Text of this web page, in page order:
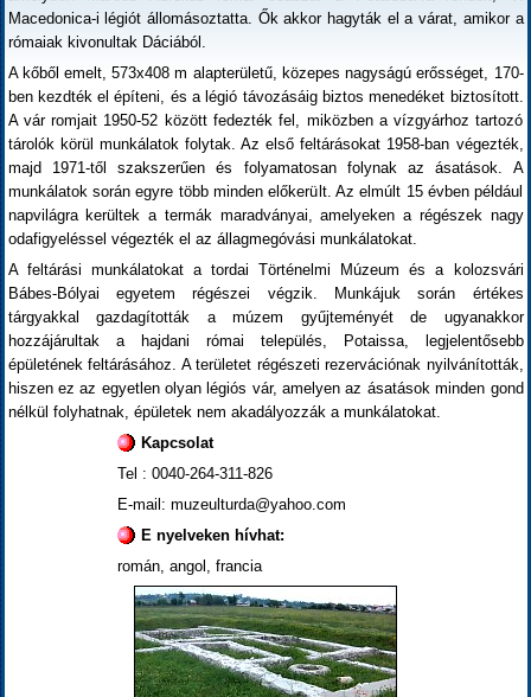
Macedonica-i légiót állomásoztatta. Ők akkor hagyták el a várat, amikor a
rómaiak kivonultak Dáciából.
A kőből emelt, 573x408 m alapterületű, közepes nagyságú erősséget, 170-
ben kezdték el építeni, és a légió távozásáig biztos menedéket biztosított.
A vár romjait 1950-52 között fedezték fel, miközben a vízgyárhoz tartozó
tárolók körül munkálatok folytak. Az első feltárásokat 1958-ban végezték,
majd 1971-től szakszerűen és folyamatosan folynak az ásatások. A
munkálatok során egyre több minden előkerült. Az elmúlt 15 évben például
napvilágra kerültek a termák maradványai, amelyeken a régészek nagy
odafigyeléssel végezték el az állagmegóvási munkálatokat.
A feltárási munkálatokat a tordai Történelmi Múzeum és a kolozsvári
Bábes-Bólyai egyetem régészei végzik. Munkájuk során értékes
tárgyakkal gazdagították a múzem gyűjteményét de ugyanakkor
hozzájárultak a hajdani római település, Potaissa, legjelentősebb
épületének feltárásához. A területet régészeti rezervációnak nyilvánították,
hiszen ez az egyetlen olyan légiós vár, amelyen az ásatások minden gond
nélkül folyhatnak, épületek nem akadályozzák a munkálatokat.
Kapcsolat
Tel : 0040-264-311-826
E-mail: muzeulturda@yahoo.com
E nyelveken hívhat:
román, angol, francia